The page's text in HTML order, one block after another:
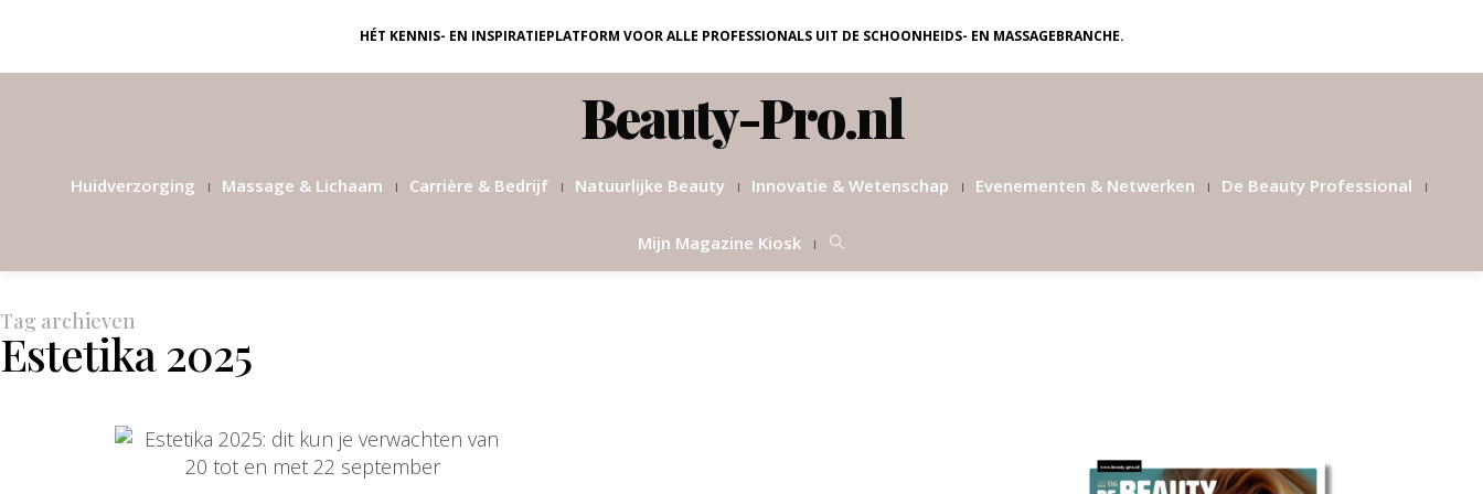
HÉT KENNIS- EN INSPIRATIEPLATFORM VOOR ALLE PROFESSIONALS UIT DE SCHOONHEIDS- EN MASSAGEBRANCHE.
Beauty-Pro.nl
Huidverzorging Massage & Lichaam Carrière & Bedrijf Natuurlijke Beauty Innovatie & Wetenschap Evenementen & Netwerken De Beauty Professional
Mijn Magazine Kiosk
Tag archieven
Estetika 2025